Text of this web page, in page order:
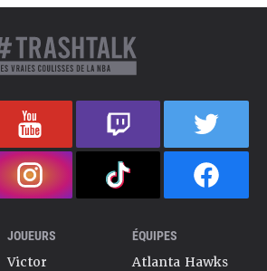
JOUEURS
Victor
ÉQUIPES
Atlanta Hawks